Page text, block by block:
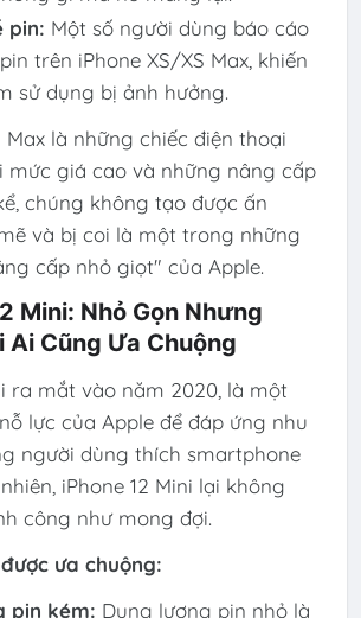
pin: Một số người dùng báo cáo
trên iPhone XS/XS Max, khiến
sử dụng bị ảnh hưởng.
Max là những chiếc điện thoại
mức giá cao và những nâng cấp
chúng không tạo được ấn
và bị coi là một trong những
cấp nhỏ giọt" của Apple.
Mini: Nhỏ Gọn Nhưng
Ai Cũng Ưa Chuộng
ra mắt vào năm 2020, là một
lực của Apple để đáp ứng nhu
người dùng thích smartphone
iPhone 12 Mini lại không
công như mong đợi.
ưa chuộng:
pin kém: Dung lượng pin nhỏ là